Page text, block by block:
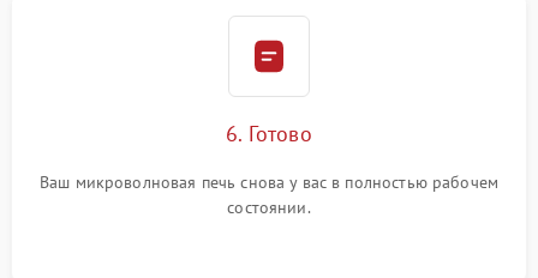
6. Готово
Ваш микроволновая печь снова у вас в полностью рабочем
состоянии.